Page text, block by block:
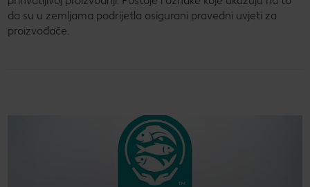
da su u zemljama podrijetla osigurani pravedni uvjeti za
proizvođače.